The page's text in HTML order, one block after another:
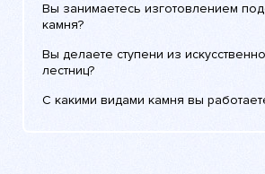
Вы занимаетесь изготовлением
камня?
Вы делаете ступени из
лестниц?
С какими видами камня вы